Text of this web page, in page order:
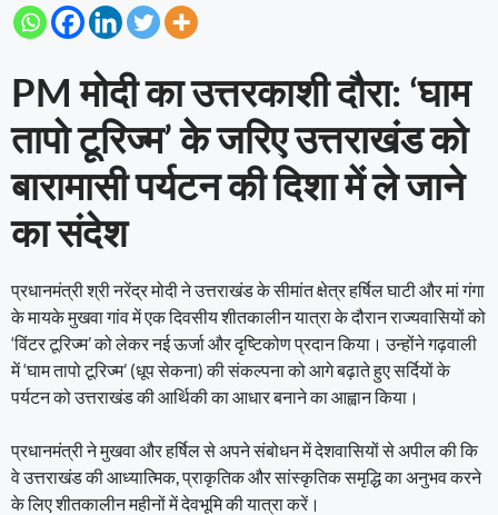
PM मोदी का उत्तरकाशी दौरा: ‘घाम
तापो टूरिज्म’ के जरिए उत्तराखंड को
बारामासी पर्यटन की दिशा में ले जाने
का संदेश
प्रधानमंत्री श्री नरेंद्र मोदी ने उत्तराखंड के सीमांत क्षेत्र हर्षिल घाटी और मां गंगा
के मायके मुखवा गांव में एक दिवसीय शीतकालीन यात्रा के दौरान राज्यवासियों को
‘विंटर टूरिज्म’ को लेकर नई ऊर्जा और दृष्टिकोण प्रदान किया। उन्होंने गढ़वाली
में ‘घाम तापो टूरिज्म’ (धूप सेकना) की संकल्पना को आगे बढ़ाते हुए सर्दियों के
पर्यटन को उत्तराखंड की आर्थिकी का आधार बनाने का आह्वान किया।
प्रधानमंत्री ने मुखवा और हर्षिल से अपने संबोधन में देशवासियों से अपील की कि
वे उत्तराखंड की आध्यात्मिक, प्राकृतिक और सांस्कृतिक समृद्धि का अनुभव करने
के लिए शीतकालीन महीनों में देवभूमि की यात्रा करें।